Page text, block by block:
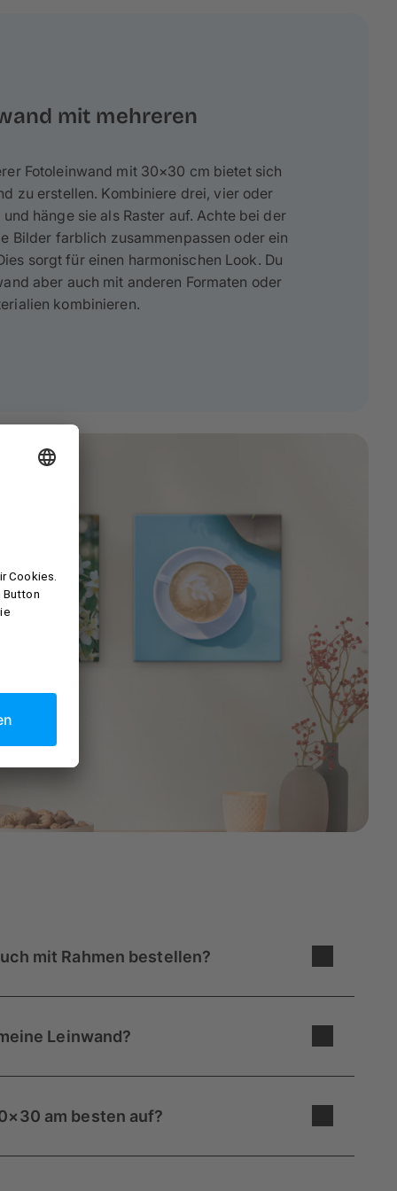
mit mehreren
Fotoleinwand mit 30×30 cm bietet sich
zu erstellen. Kombiniere drei, vier oder
hänge sie als Raster auf. Achte bei der
Bilder farblich zusammenpassen oder ein
sorgt für einen harmonischen Look. Du
aber auch mit anderen Formaten oder
kombinieren.
mit Rahmen bestellen?
Rahmen verfügbar. Aber du kannst bei uns
Leinwand?
passt gut in kleine Räume oder an Wände,
durch Schränke verdeckt sind, ist sie eine gute
am besten auf?
reicht es, wenn du zwei Nägel in die Wand